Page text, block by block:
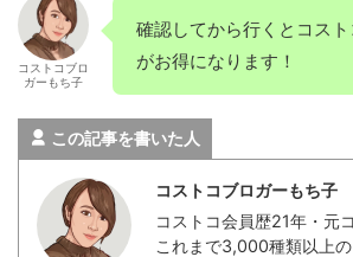
コストコブロ
ガーもち子
確認してから行くとコス
がお得になります！
この記事を書いた人
コストコブロガーもち子
コストコ会員歴21年・元
これまで3,000種類以上